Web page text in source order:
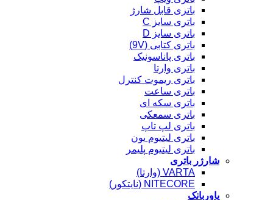
باتری قابل شارژ
باتری سایز C
باتری سایز D
باتری کتابی (9V)
باتری پاناسونیک
باتری وارتا
باتری ریموت کنترل
باتری ساعت
باتری سکه ای
باتری سمعکی
باتری لپ تاپ
باتری لیتیوم یون
باتری لیتیوم پلیمر
شارژر باتری
VARTA (وارتا)
NITECORE (نایتکور)
پاوربانک